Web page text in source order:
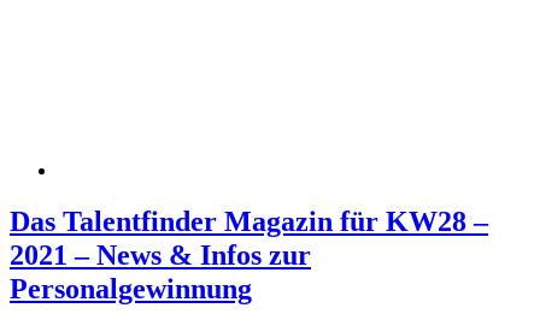
Das Talentfinder Magazin für KW28 –
2021 – News & Infos zur
Personalgewinnung